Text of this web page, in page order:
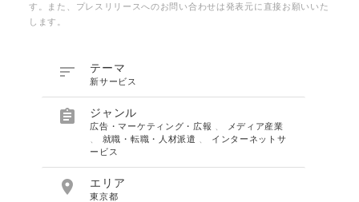
す。また、プレスリリースへのお問い合わせは発表元に直接お願いいた
します。
 テーマ
新サービス
 ジャンル
広告・マーケティング・広報
メディア産業
就職・転職・人材派遣
インターネットサ
ービス
 エリア
東京都